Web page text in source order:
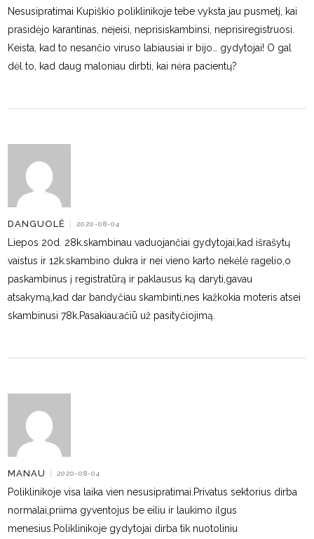
Nesusipratimai Kupiškio poliklinikoje tebe vyksta jau pusmetį, kai
prasidėjo karantinas, neįeisi, neprisiskambinsi, neprisiregistruosi.
Keista, kad to nesančio viruso labiausiai ir bijo… gydytojai! O gal
dėl to, kad daug maloniau dirbti, kai nėra pacientų?
DANGUOLĖ | 2020-08-04
Liepos 20d. 28k.skambinau vaduojančiai gydytojai,kad išrašytų
vaistus ir 12k.skambino dukra ir nei vieno karto nekėlė ragelio,o
paskambinus į registratūrą ir paklausus ką daryti,gavau
atsakymą,kad dar bandyčiau skambinti,nes kažkokia moteris atsei
skambinusi 78k.Pasakiau:ačiū už pasityčiojimą.
MANAU | 2020-08-04
Poliklinikoje visa laika vien nesusipratimai.Privatus sektorius dirba
normalai,priima gyventojus be eiliu ir laukimo ilgus
menesius.Poliklinikoje gydytojai dirba tik nuotoliniu